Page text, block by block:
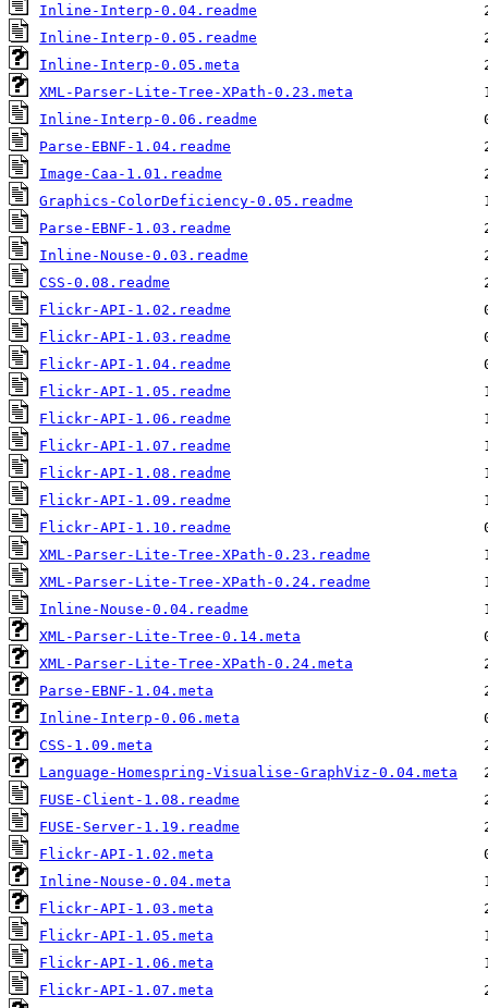
Inline-Interp-0.04.readme
Inline-Interp-0.05.readme
Inline-Interp-0.05.meta
XML-Parser-Lite-Tree-XPath-0.23.meta
Inline-Interp-0.06.readme
Parse-EBNF-1.04.readme
Image-Caa-1.01.readme
Graphics-ColorDeficiency-0.05.readme
Parse-EBNF-1.03.readme
Inline-Nouse-0.03.readme
CSS-0.08.readme
Flickr-API-1.02.readme
Flickr-API-1.03.readme
Flickr-API-1.04.readme
Flickr-API-1.05.readme
Flickr-API-1.06.readme
Flickr-API-1.07.readme
Flickr-API-1.08.readme
Flickr-API-1.09.readme
Flickr-API-1.10.readme
XML-Parser-Lite-Tree-XPath-0.23.readme
XML-Parser-Lite-Tree-XPath-0.24.readme
Inline-Nouse-0.04.readme
XML-Parser-Lite-Tree-0.14.meta
XML-Parser-Lite-Tree-XPath-0.24.meta
Parse-EBNF-1.04.meta
Inline-Interp-0.06.meta
CSS-1.09.meta
Language-Homespring-Visualise-GraphViz-0.04.meta
FUSE-Client-1.08.readme
FUSE-Server-1.19.readme
Flickr-API-1.02.meta
Inline-Nouse-0.04.meta
Flickr-API-1.03.meta
Flickr-API-1.05.meta
Flickr-API-1.06.meta
Flickr-API-1.07.meta